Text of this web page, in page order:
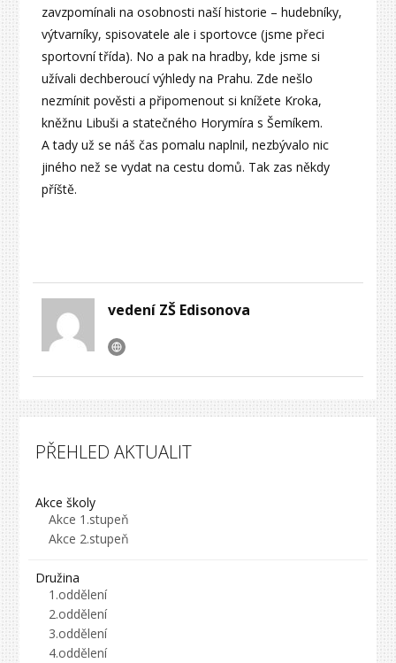
zavzpomínali na osobnosti naší historie – hudebníky,
výtvarníky, spisovatele ale i sportovce (jsme přeci
sportovní třída). No a pak na hradby, kde jsme si
užívali dechberoucí výhledy na Prahu. Zde nešlo
nezmínit pověsti a připomenout si knížete Kroka,
kněžnu Libuši a statečného Horymíra s Šemíkem.
A tady už se náš čas pomalu naplnil, nezbývalo nic
jiného než se vydat na cestu domů. Tak zas někdy
příště.
vedení ZŠ Edisonova
PŘEHLED AKTUALIT
Akce školy
Akce 1.stupeň
Akce 2.stupeň
Družina
1.oddělení
2.oddělení
3.oddělení
4.oddělení